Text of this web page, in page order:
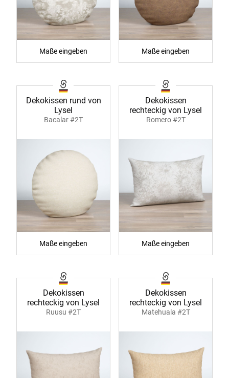
Maße eingeben Maße eingeben
Dekokissen rund von
Lysel
Bacalar #2T
Maße eingeben
Dekokissen
rechteckig von Lysel
Romero #2T
Maße eingeben
Dekokissen
rechteckig von Lysel
Ruusu #2T
Dekokissen
rechteckig von Lysel
Matehuala #2T